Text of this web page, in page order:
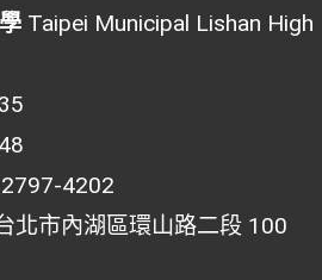
Taipei Municipal Lishan High
4202
北市內湖區環山路二段 100